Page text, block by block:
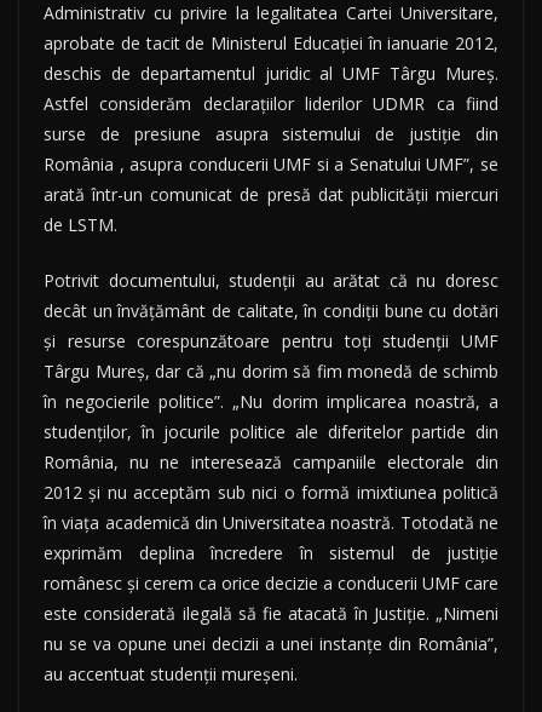
Administrativ cu privire la legalitatea Cartei Universitare,
aprobate de tacit de Ministerul Educaţiei în ianuarie 2012,
deschis de departamentul juridic al UMF Târgu Mureş.
Astfel considerăm declaraţiilor liderilor UDMR ca fiind
surse de presiune asupra sistemului de justiţie din
România , asupra conducerii UMF si a Senatului UMF”, se
arată într-un comunicat de presă dat publicităţii miercuri
de LSTM.
Potrivit documentului, studenţii au arătat că nu doresc
decât un învăţământ de calitate, în condiţii bune cu dotări
şi resurse corespunzătoare pentru toţi studenţii UMF
Târgu Mureş, dar că „nu dorim să fim monedă de schimb
în negocierile politice”. „Nu dorim implicarea noastră, a
studenţilor, în jocurile politice ale diferitelor partide din
România, nu ne interesează campaniile electorale din
2012 şi nu acceptăm sub nici o formă imixtiunea politică
în viaţa academică din Universitatea noastră. Totodată ne
exprimăm deplina încredere în sistemul de justiţie
românesc şi cerem ca orice decizie a conducerii UMF care
este considerată ilegală să fie atacată în Justiţie. „Nimeni
nu se va opune unei decizii a unei instanţe din România”,
au accentuat studenţii mureşeni.